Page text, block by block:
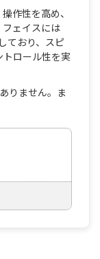
作性を高め、
ェイスには
ており、スピ
トロール性を実
りません。ま